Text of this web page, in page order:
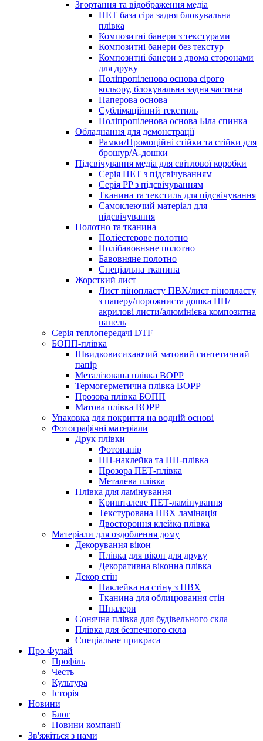
Згортання та відображення медіа
ПЕТ база сіра задня блокувальна
плівка
Композитні банери з текстурами
Композитні банери без текстур
Композитні банери з двома сторонами
для друку
Поліпропіленова основа сірого
кольору, блокувальна задня частина
Паперова основа
Сублімаційний текстиль
Поліпропіленова основа Біла спинка
Обладнання для демонстрації
Рамки/Промоційні стійки та стійки для
брошур/А-дошки
Підсвічування медіа для світлової коробки
Серія ПЕТ з підсвічуванням
Серія PP з підсвічуванням
Тканина та текстиль для підсвічування
Самоклеючий матеріал для
підсвічування
Полотно та тканина
Поліестерове полотно
Полібавовняне полотно
Бавовняне полотно
Спеціальна тканина
Жорсткий лист
Лист пінопласту ПВХ/лист пінопласту
з паперу/порожниста дошка ПП/
акрилові листи/алюмінієва композитна
панель
Серія теплопередачі DTF
БОПП-плівка
Швидковисихаючий матовий синтетичний
папір
Металізована плівка BOPP
Термогерметична плівка BOPP
Прозора плівка БОПП
Матова плівка BOPP
Упаковка для покриття на водній основі
Фотографічні матеріали
Друк плівки
Фотопапір
ПП-наклейка та ПП-плівка
Прозора ПЕТ-плівка
Металева плівка
Плівка для ламінування
Кришталеве ПЕТ-ламінування
Текстурована ПВХ ламінація
Двостороння клейка плівка
Матеріали для оздоблення дому
Декорування вікон
Плівка для вікон для друку
Декоративна віконна плівка
Декор стін
Наклейка на стіну з ПВХ
Тканина для облицювання стін
Шпалери
Сонячна плівка для будівельного скла
Плівка для безпечного скла
Спеціальне прикраса
Про Фулай
Профіль
Честь
Культура
Історія
Новини
Блог
Новини компанії
Зв'яжіться з нами